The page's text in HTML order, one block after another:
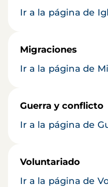
Ir a la página de
Migraciones
Ir a la página de
Guerra y conflicto
Ir a la página de
Voluntariado
Ir a la página de